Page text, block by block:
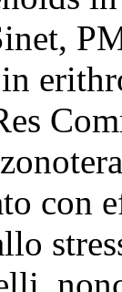
con